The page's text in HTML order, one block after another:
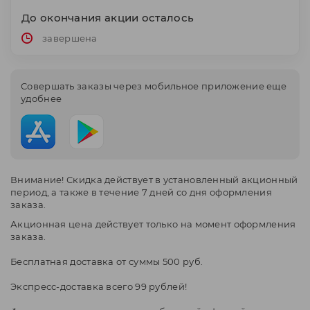
До окончания акции осталось
завершена
Cовершать заказы через мобильное приложение еще
удобнее
Внимание! Скидка действует в установленный акционный
период, а также в течение 7 дней со дня оформления
заказа.
Акционная цена действует только на момент оформления
заказа.
Бесплатная доставка от суммы 500 руб.
Экспресс-доставка всего 99 рублей!